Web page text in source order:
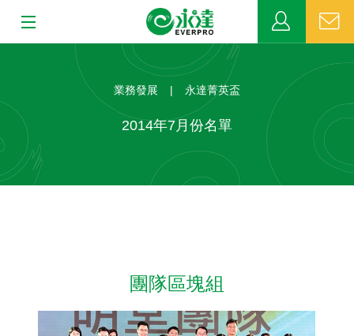
MDRT
網站連結
業務發展 | 永達菁英盃
2014年7月份名單
團隊區塊組